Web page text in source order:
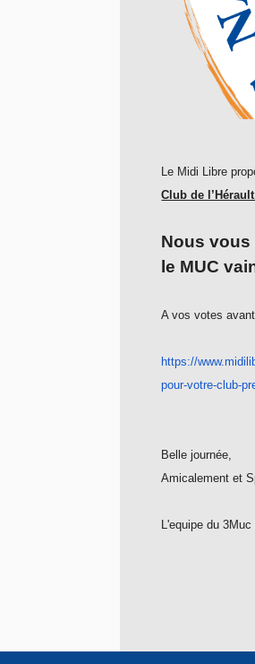
Le Midi Libre
Club de
Nous vous
le MUC
A vos votes
https://
pour-votre-club-
Belle journée,
Amicalement et
L'equipe du